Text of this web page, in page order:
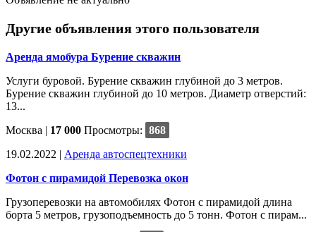
Другие объявления этого пользователя
Аренда ямобура Бурение скважин
Услуги буровой. Бурение скважин глубиной до 3 метров.
Бурение скважин глубиной до 10 метров. Диаметр отверстий:
13...
Москва | 17 000 Просмотры: 868
19.02.2022 | Аренда автоспецтехники
Фотон с пирамидой Перевозка окон
Грузоперевозки на автомобилях Фотон с пирамидой длина
борта 5 метров, грузоподъемность до 5 тонн. Фотон с пирам...